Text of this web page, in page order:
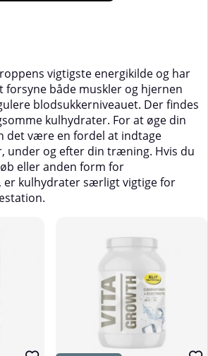
vigtigste energikilde og har
forsyne både muskler og hjernen
blodsukkerniveauet. Der findes
kulhydrater. For at øge din
det være en fordel at indtage
under og efter din træning. Hvis du
eller anden form for
er kulhydrater særligt vigtige for